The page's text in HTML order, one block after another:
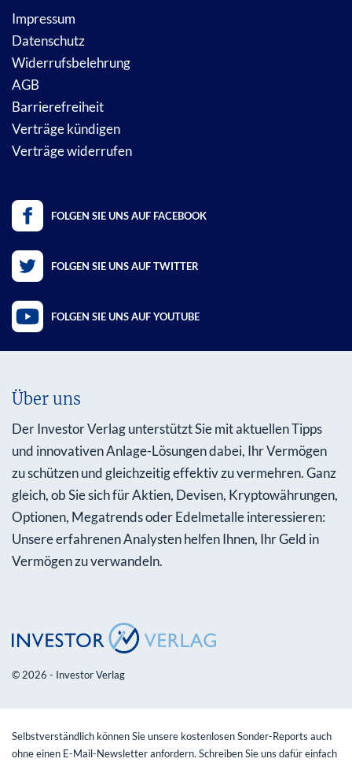
Impressum
Datenschutz
Widerrufsbelehrung
AGB
Barrierefreiheit
Verträge kündigen
Verträge widerrufen
FOLGEN SIE UNS AUF FACEBOOK
FOLGEN SIE UNS AUF TWITTER
FOLGEN SIE UNS AUF YOUTUBE
Über uns
Der Investor Verlag unterstützt Sie mit aktuellen Tipps
und innovativen Anlage-Lösungen dabei, Ihr Vermögen
zu schützen und gleichzeitig effektiv zu vermehren. Ganz
gleich, ob Sie sich für Aktien, Devisen, Kryptowährungen,
Optionen, Megatrends oder Edelmetalle interessieren:
Unsere erfahrenen Analysten helfen Ihnen, Ihr Geld in
Vermögen zu verwandeln.
© 2026 - Investor Verlag
Selbstverständlich können Sie unsere kostenlosen Sonder-Reports auch
ohne einen E-Mail-Newsletter anfordern. Schreiben Sie uns dafür einfach